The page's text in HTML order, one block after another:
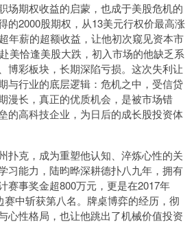
场期权收益的启蒙，也成于美股危机的
的2000股期权，从13美元行权价最高涨
年薪的超额收益，让他初次窥见资本市
美恰逢美股大跌，初入市场的他缺乏系
博彩板块，长期深陷亏损。这次失利让
与行业的底层逻辑：危机之中，受信贷
漫长，真正的优质机会，是被市场错
的高科技企业，为日后的成长股投资体
扑克，成为重塑他认知、淬炼心性的关
习能力，陆昀晔深耕德扑八九年，拥有
赛事奖金超800万元，更是在2017年
中斩获第八名。牌桌博弈的经历，彻
心性格局，也让他跳出了机械价值投资